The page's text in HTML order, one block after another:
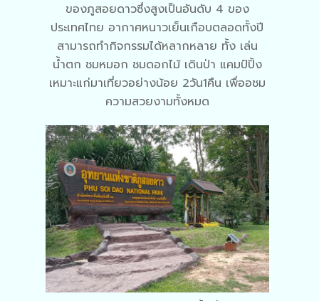
ของภูสอยดาวซึ่งสูงเป็นอันดับ 4 ของ
ประเทศไทย อากาศหนาวเย็นเกือบตลอดทั้งปี
สามารถทำกิจกรรมได้หลากหลาย ทั้ง เล่น
น้ำตก ชมหมอก ชมดอกไม้ เดินป่า แคมป์ปิ้ง
เหมาะแก่มาเที่ยวอย่างน้อย 2วัน1คืน เพื่ออชม
ความสวยงามทั้งหมด